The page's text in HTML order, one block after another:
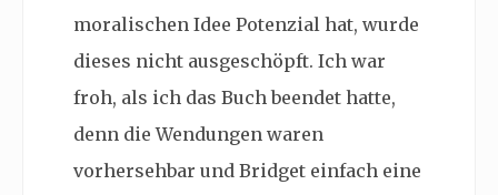
moralischen Idee Potenzial hat, wurde
dieses nicht ausgeschöpft. Ich war
froh, als ich das Buch beendet hatte,
denn die Wendungen waren
vorhersehbar und Bridget einfach eine